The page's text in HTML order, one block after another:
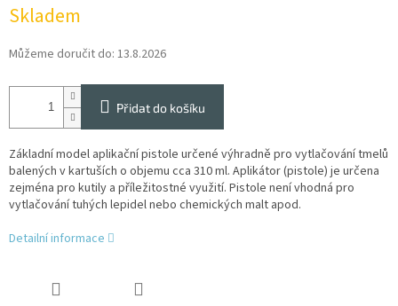
cena:
Skladem
Můžeme doručit do: 13.8.2026
Přidat do košíku
Základní model aplikační pistole určené výhradně pro vytlačování tmelů
balených v kartuších o objemu cca 310 ml. Aplikátor (pistole) je určena
zejména pro kutily a příležitostné využití. Pistole není vhodná pro
vytlačování tuhých lepidel nebo chemických malt apod.
Detailní informace